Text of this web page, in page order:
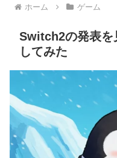
ホーム ゲーム
Switch2の発表
してみた